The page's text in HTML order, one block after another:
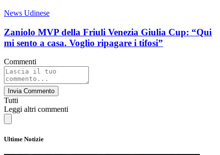
News Udinese
Zaniolo MVP della Friuli Venezia Giulia Cup: “Qui
mi sento a casa. Voglio ripagare i tifosi”
Commenti
Invia Commento
Tutti
Leggi altri commenti
Ultime Notizie